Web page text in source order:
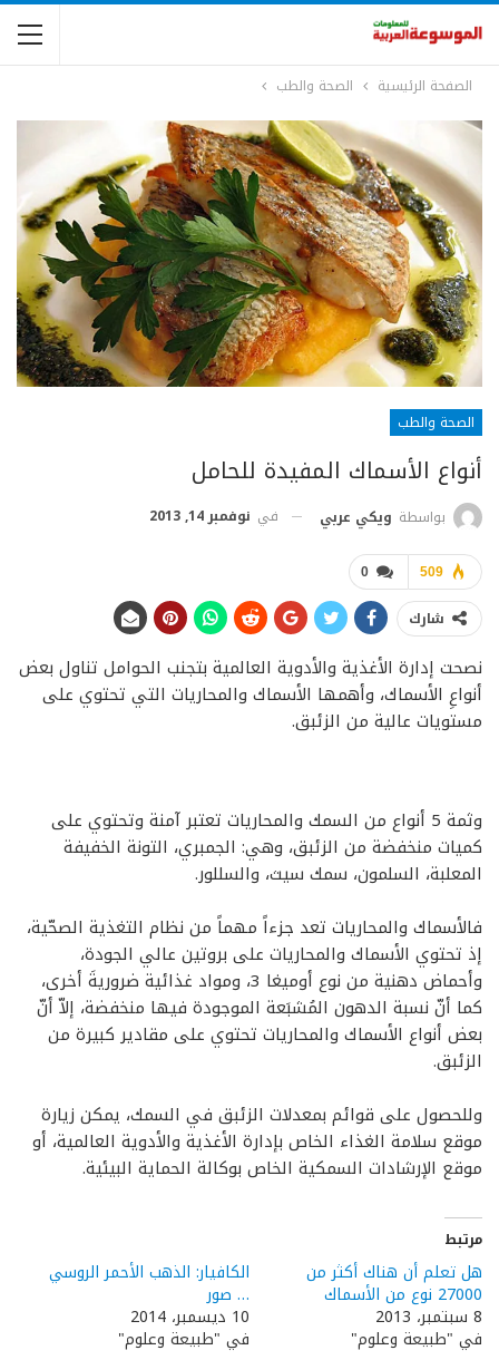
الصفحة الرئيسية الصحة والطب
الصحة والطب
أنواع الأسماك المفيدة للحامل
بواسطة ويكي عربي في نوفمبر 14, 2013
0 509
شارك
نصحت إدارة الأغذية والأدوية العالمية بتجنب الحوامل تناول بعض
أنواعِ الأسماك، وأهمها الأسماك والمحاريات التي تحتوي على
مستويات عالية من الزئبق.
وثمة 5 أنواع من السمك والمحاريات تعتبر آمنة وتحتوي على
كميات منخفضة من الزئبق، وهي: الجمبري، التونة الخفيفة
المعلبة، السلمون، سمك سيث، والسللور.
فالأسماك والمحاريات تعد جزءاً مهماً من نظام التغذية الصحّية،
إذ تحتوي الأسماك والمحاريات على بروتين عالي الجودة،
وأحماض دهنية من نوع أوميغا 3، ومواد غذائية ضروريةَ أخرى،
كما أنّ نسبة الدهون المُشبَعة الموجودة فيها منخفضة، إلاّ أنّ
بعض أنواع الأسماك والمحاريات تحتوي على مقادير كبيرة من
الزئبق.
وللحصول على قوائم بمعدلات الزئبق في السمك، يمكن زيارة
موقع سلامة الغذاء الخاص بإدارة الأغذية والأدوية العالمية، أو
موقع الإرشادات السمكية الخاص بوكالة الحماية البيئية.
مرتبط
هل تعلم أن هناك أكثر من
27000 نوع من الأسماك
8 سبتمبر، 2013
في "طبيعة وعلوم"
الكافيار: الذهب الأحمر الروسي
… صور
10 ديسمبر، 2014
في "طبيعة وعلوم"